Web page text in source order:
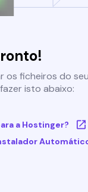
os ficheiros do
isto abaixo:
a Hostinger?